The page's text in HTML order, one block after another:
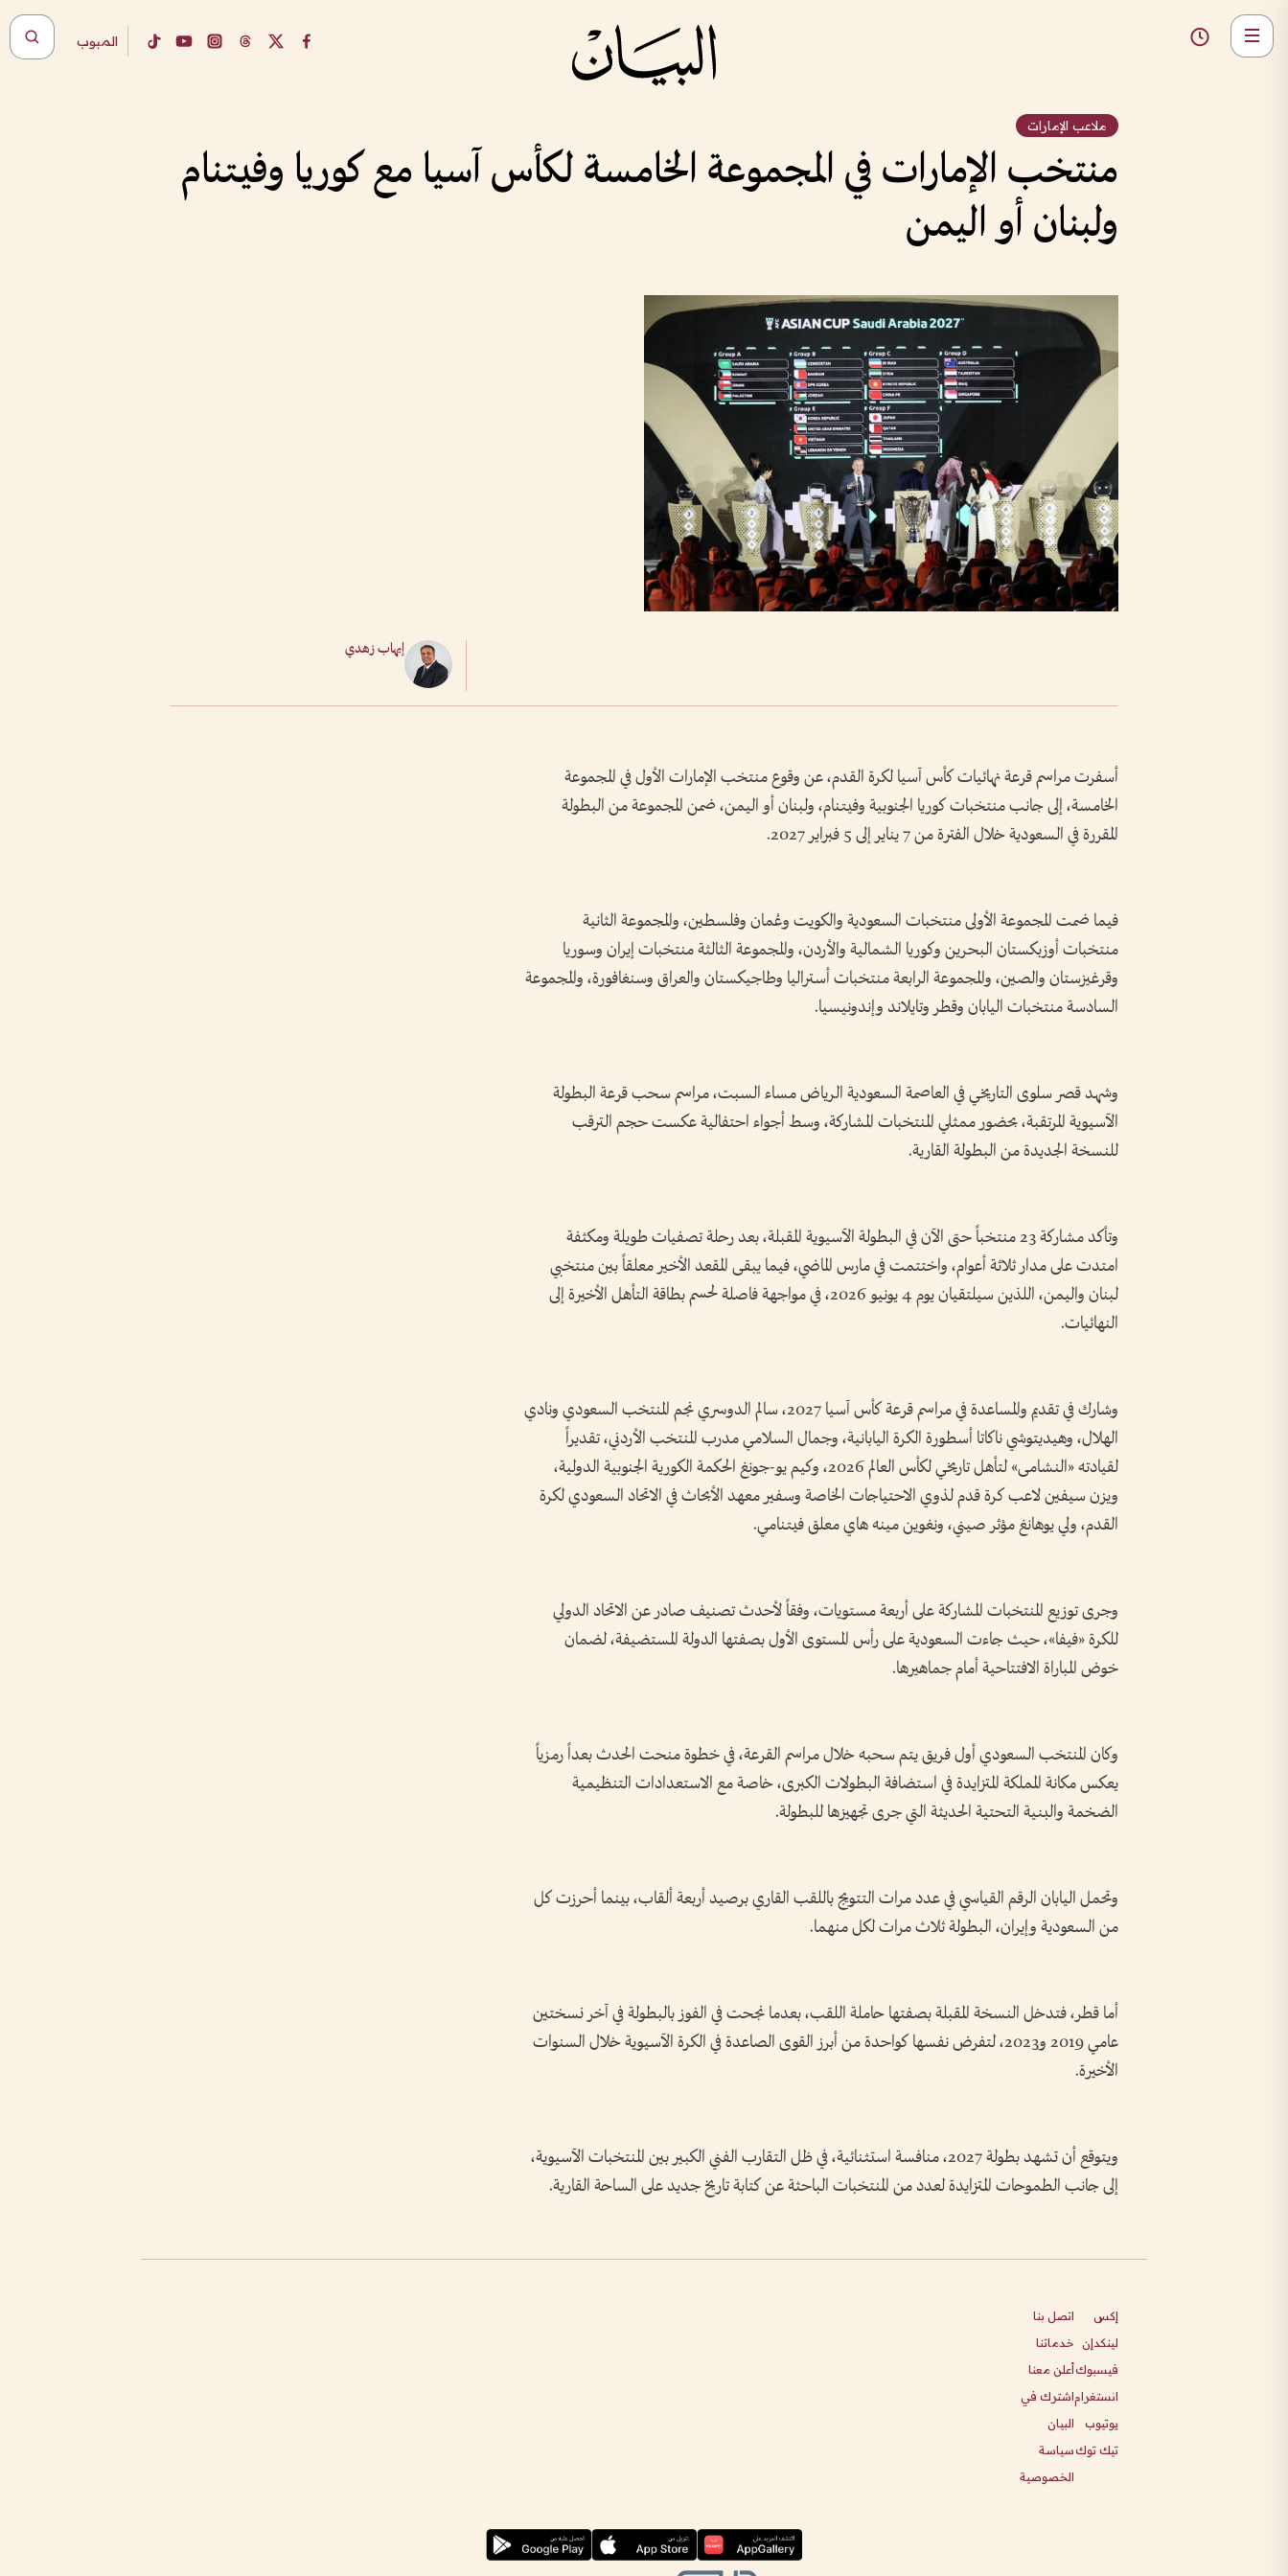
المبوب
ملاعب الإمارات
منتخب الإمارات في المجموعة الخامسة لكأس آسيا مع كوريا وفيتنام
ولبنان أو اليمن
إيهاب زهدي
أسفرت مراسم قرعة نهائيات كأس آسيا لكرة القدم، عن وقوع منتخب الإمارات الأول في المجموعة
الخامسة، إلى جانب منتخبات كوريا الجنوبية وفيتنام، ولبنان أو اليمن، ضمن المجموعة من البطولة
المقررة في السعودية خلال الفترة من 7 يناير إلى 5 فبراير 2027.
فيما ضمت المجموعة الأولى منتخبات السعودية والكويت وعُمان وفلسطين، والمجموعة الثانية
منتخبات أوزبكستان البحرين وكوريا الشمالية والأردن، والمجموعة الثالثة منتخبات إيران وسوريا
وقرغيزستان والصين، والمجموعة الرابعة منتخبات أستراليا وطاجيكستان والعراق وسنغافورة، والمجموعة
السادسة منتخبات اليابان وقطر وتايلاند وإندونيسيا.
وشهد قصر سلوى التاريخي في العاصمة السعودية الرياض مساء السبت، مراسم سحب قرعة البطولة
الآسيوية المرتقبة، بحضور ممثلي المنتخبات المشاركة، وسط أجواء احتفالية عكست حجم الترقب
للنسخة الجديدة من البطولة القارية.
وتأكد مشاركة 23 منتخباً حتى الآن في البطولة الآسيوية المقبلة، بعد رحلة تصفيات طويلة ومكثفة
امتدت على مدار ثلاثة أعوام، واختتمت في مارس الماضي، فيما يبقى المقعد الأخير معلقاً بين منتخبي
لبنان واليمن، اللذين سيلتقيان يوم 4 يونيو 2026، في مواجهة فاصلة لحسم بطاقة التأهل الأخيرة إلى
النهائيات.
وشارك في تقديم والمساعدة في مراسم قرعة كأس آسيا 2027، سالم الدوسري نجم المنتخب السعودي ونادي
الهلال، وهيديتوشي ناكاتا أسطورة الكرة اليابانية، وجمال السلامي مدرب المنتخب الأردني، تقديراً
لقيادته «النشامى» لتأهل تاريخي لكأس العالم 2026، وكيم يو-جونغ الحكمة الكورية الجنوبية الدولية،
ويزن سيفين لاعب كرة قدم لذوي الاحتياجات الخاصة وسفير معهد الأبحاث في الاتحاد السعودي لكرة
القدم، ولي يوهانغ مؤثر صيني، ونغوين مينه هاي معلق فيتنامي.
وجرى توزيع المنتخبات المشاركة على أربعة مستويات، وفقاً لأحدث تصنيف صادر عن الاتحاد الدولي
للكرة «فيفا»، حيث جاءت السعودية على رأس المستوى الأول بصفتها الدولة المستضيفة، لضمان
خوض المباراة الافتتاحية أمام جماهيرها.
وكان المنتخب السعودي أول فريق يتم سحبه خلال مراسم القرعة، في خطوة منحت الحدث بعداً رمزياً
يعكس مكانة المملكة المتزايدة في استضافة البطولات الكبرى، خاصة مع الاستعدادات التنظيمية
الضخمة والبنية التحتية الحديثة التي جرى تجهيزها للبطولة.
وتحمل اليابان الرقم القياسي في عدد مرات التتويج باللقب القاري برصيد أربعة ألقاب، بينما أحرزت كل
من السعودية وإيران، البطولة ثلاث مرات لكل منهما.
أما قطر، فتدخل النسخة المقبلة بصفتها حاملة اللقب، بعدما نجحت في الفوز بالبطولة في آخر نسختين
عامي 2019 و2023، لتفرض نفسها كواحدة من أبرز القوى الصاعدة في الكرة الآسيوية خلال السنوات
الأخيرة.
ويتوقع أن تشهد بطولة 2027، منافسة استثنائية، في ظل التقارب الفني الكبير بين المنتخبات الآسيوية،
إلى جانب الطموحات المتزايدة لعدد من المنتخبات الباحثة عن كتابة تاريخ جديد على الساحة القارية.
إكس
لينكدإن
فيسبوك
انستغرام
يوتيوب
تيك توك
اتصل بنا
خدماتنا
أعلن معنا
اشترك في
البيان
سياسة
الخصوصية